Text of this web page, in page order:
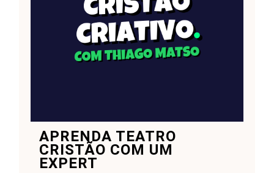
APRENDA TEATRO
CRISTÃO COM UM
EXPERT